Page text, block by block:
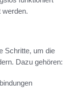
werden.
Schritte, um die
Dazu gehören: